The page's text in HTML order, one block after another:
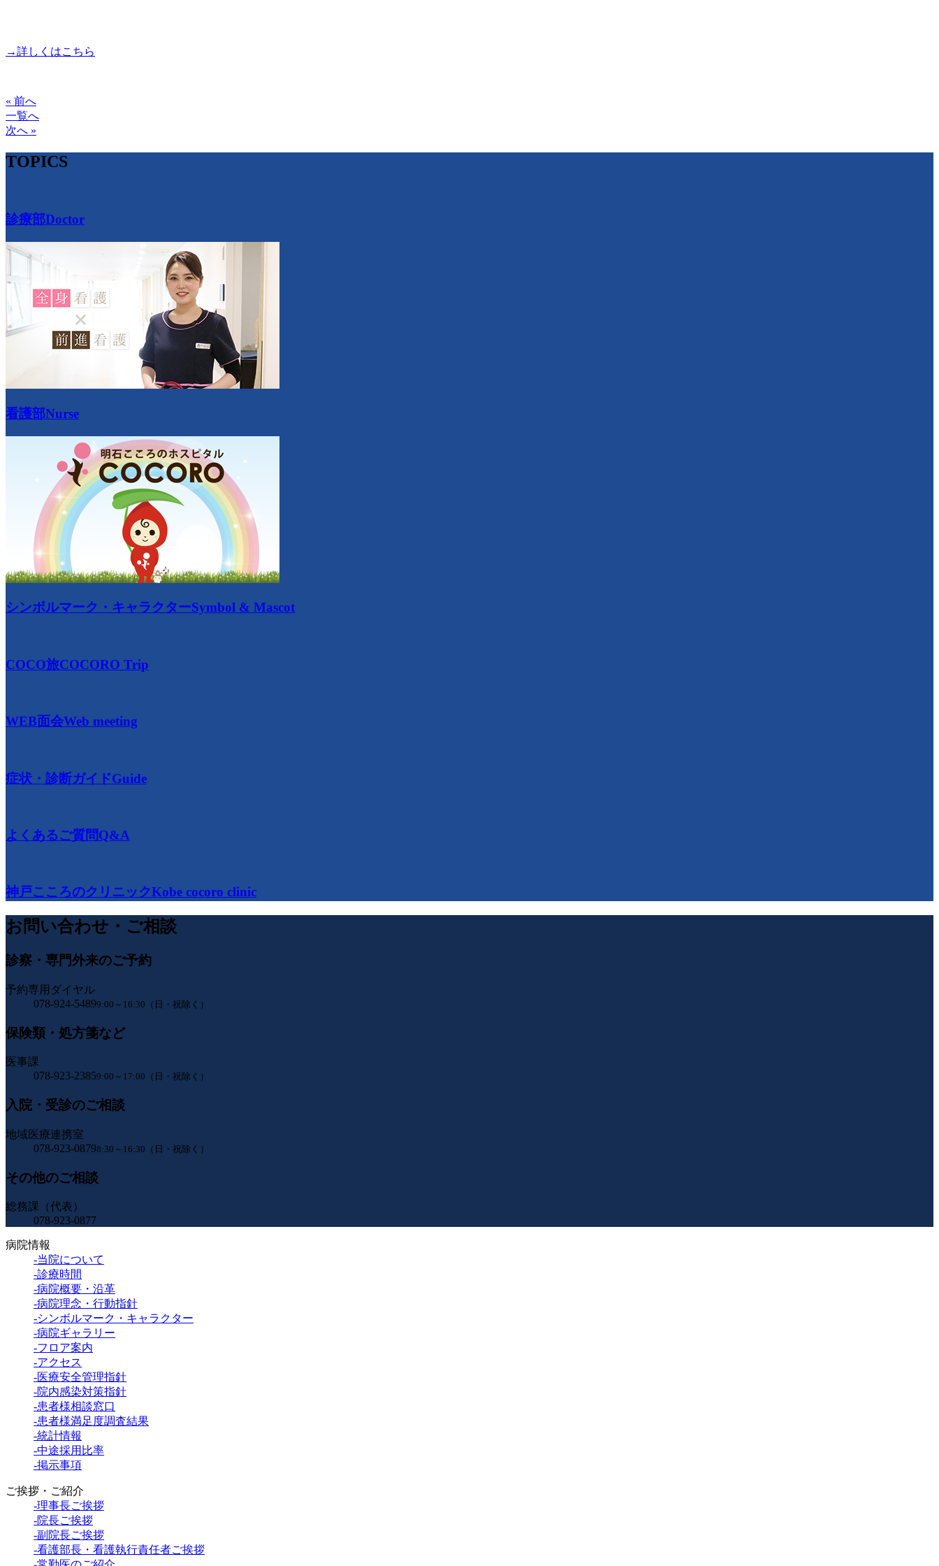
→詳しくはこちら
« 前へ
一覧へ
次へ »
TOPICS
診療部Doctor
看護部Nurse
シンボルマーク・キャラクターSymbol & Mascot
COCO旅COCORO Trip
WEB面会Web meeting
症状・診断ガイドGuide
よくあるご質問Q&A
神戸こころのクリニックKobe cocoro clinic
お問い合わせ・ご相談
診察・専門外来のご予約
予約専用ダイヤル
078-924-54899:00～16:30（日・祝除く）
保険類・処方箋など
医事課
078-923-23859:00～17:00（日・祝除く）
入院・受診のご相談
地域医療連携室
078-923-08798:30～16:30（日・祝除く）
その他のご相談
総務課（代表）
078-923-0877
病院情報
-当院について
-診療時間
-病院概要・沿革
-病院理念・行動指針
-シンボルマーク・キャラクター
-病院ギャラリー
-フロア案内
-アクセス
-医療安全管理指針
-院内感染対策指針
-患者様相談窓口
-患者様満足度調査結果
-統計情報
-中途採用比率
-掲示事項
ご挨拶・ご紹介
-理事長ご挨拶
-院長ご挨拶
-副院長ご挨拶
-看護部長・看護執行責任者ご挨拶